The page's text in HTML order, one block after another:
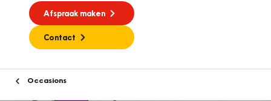
Afspraak maken
Contact
Occasions